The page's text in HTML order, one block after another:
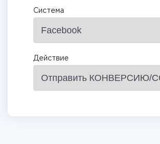
Система
Действие